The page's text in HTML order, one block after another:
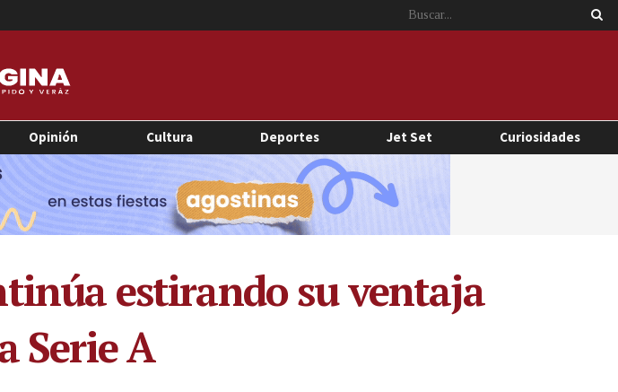
Opinión Cultura Deportes Jet Set Curiosidades
estirando su ventaja
Serie A